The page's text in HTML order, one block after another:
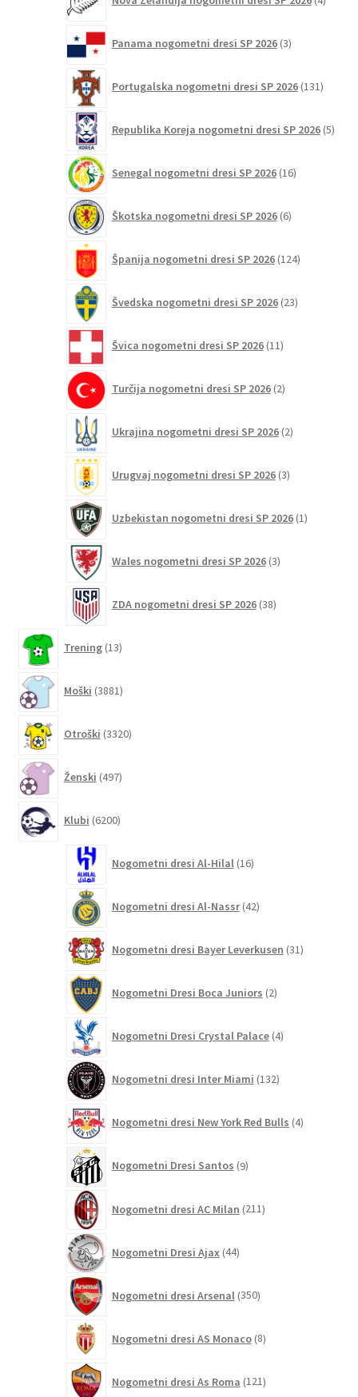
izdelki
Panama nogometni dresi SP 2026 3izdelki
Portugalska nogometni dresi SP 2026 131
Republika Koreja nogometni dresi SP 2026 5
Senegal nogometni dresi SP 2026 16izdelkov
Škotska nogometni dresi SP 2026 6izdelkov
Španija nogometni dresi SP 2026 124izdelkov
Švedska nogometni dresi SP 2026 23izdelkov
Švica nogometni dresi SP 2026 11izdelkov
Turčija nogometni dresi SP 2026 2izdelka
Ukrajina nogometni dresi SP 2026 2izdelka
Urugvaj nogometni dresi SP 2026 3izdelki
Uzbekistan nogometni dresi SP 2026 1izdelek
Wales nogometni dresi SP 2026 3izdelki
ZDA nogometni dresi SP 2026 38izdelkov
Trening 13izdelkov
Moški 3881izdelkov
Otroški 3320izdelkov
Ženski 497izdelkov
Klubi 6200izdelkov
Nogometni dresi Al-Hilal 16izdelkov
Nogometni dresi Al-Nassr 42izdelkov
Nogometni dresi Bayer Leverkusen 31izdelkov
Nogometni Dresi Boca Juniors 2izdelka
Nogometni Dresi Crystal Palace 4izdelki
Nogometni dresi Inter Miami 132izdelkov
Nogometni dresi New York Red Bulls 4izdelki
Nogometni Dresi Santos 9izdelkov
Nogometni dresi AC Milan 211izdelkov
Nogometni Dresi Ajax 44izdelkov
Nogometni dresi Arsenal 350izdelkov
Nogometni dresi AS Monaco 8izdelkov
Nogometni dresi As Roma 121izdelkov